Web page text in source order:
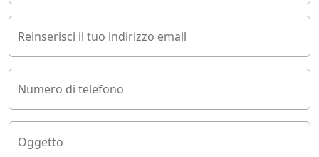
Reinserisci il tuo indirizzo email
Numero di telefono
Oggetto